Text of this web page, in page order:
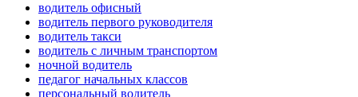
водитель офисный
водитель первого руководителя
водитель такси
водитель с личным транспортом
ночной водитель
педагог начальных классов
персональный водитель